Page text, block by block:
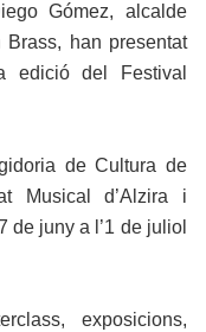
Gómez, alcalde
han presentat
del Festival
de Cultura de
Musical d’Alzira i
de juny a l’1 de juliol
exposicions,